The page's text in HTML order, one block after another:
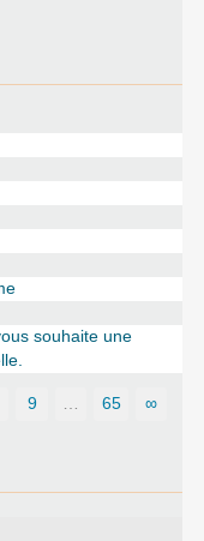
souhaite une
9 … 65 ∞